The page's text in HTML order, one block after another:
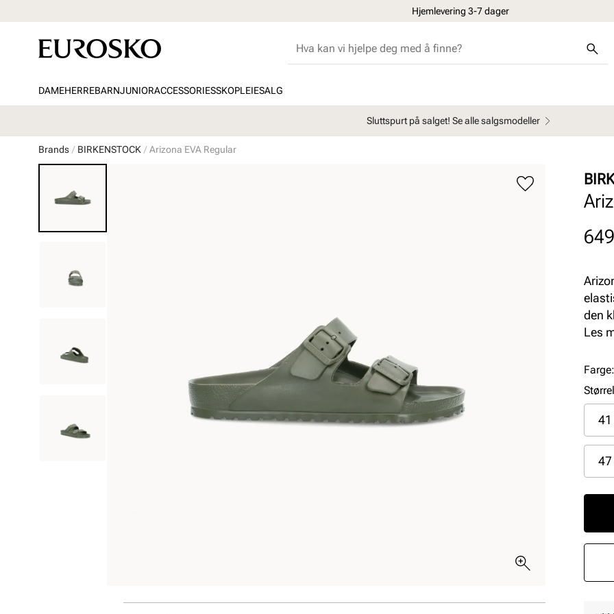
Hjemlevering 3-7 dager
DAMEHERREBARNJUNIORACCESSORIESSKOPLEIESALG
Sluttspurt på salget! Se alle salgsmodeller
Brands BIRKENSTOCK Arizona EVA Regular
Pris
den
Les
Farge:
41
47